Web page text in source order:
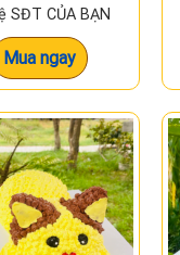
SĐT CỦA BẠN
Mua ngay